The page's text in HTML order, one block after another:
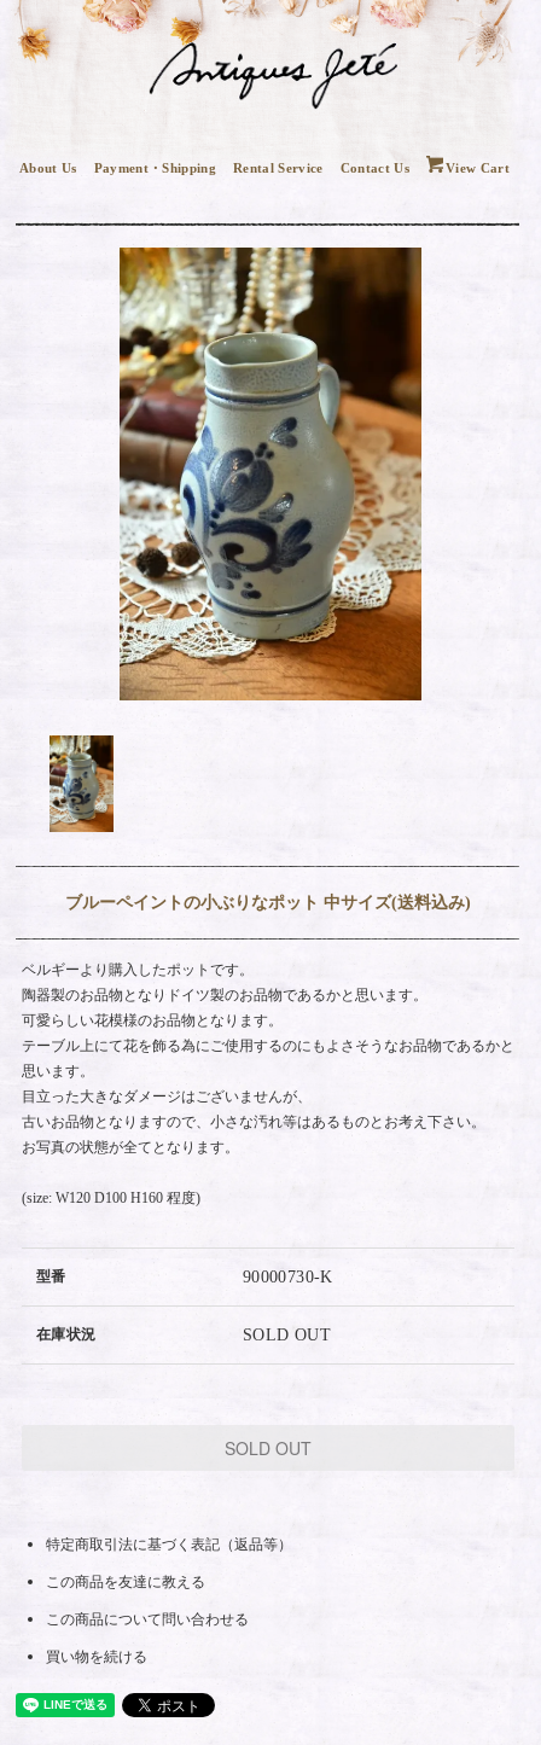
About Us Payment・Shipping Rental Service Contact Us View Cart
ブルーペイントの小ぶりなポット 中サイズ(送料込み)
ベルギーより購入したポットです。
陶器製のお品物となりドイツ製のお品物であるかと思います。
可愛らしい花模様のお品物となります。
テーブル上にて花を飾る為にご使用するのにもよさそうなお品物であるかと
思います。
目立った大きなダメージはございませんが、
古いお品物となりますので、小さな汚れ等はあるものとお考え下さい。
お写真の状態が全てとなります。
(size: W120 D100 H160 程度)
型番 90000730-K
在庫状況 SOLD OUT
SOLD OUT
特定商取引法に基づく表記（返品等）
この商品を友達に教える
この商品について問い合わせる
買い物を続ける